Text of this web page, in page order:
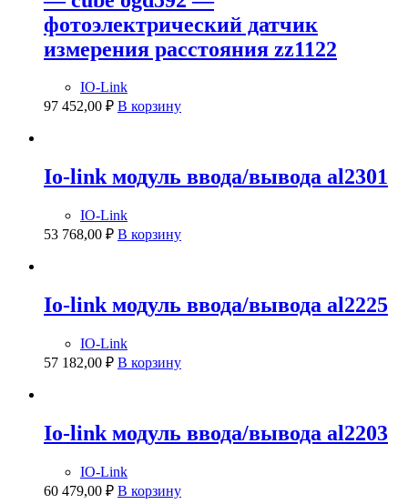
фотоэлектрический датчик
измерения расстояния zz1122
IO-Link
97 452,00 ₽ В корзину
Io-link модуль ввода/вывода al2301
IO-Link
53 768,00 ₽ В корзину
Io-link модуль ввода/вывода al2225
IO-Link
57 182,00 ₽ В корзину
Io-link модуль ввода/вывода al2203
IO-Link
60 479,00 ₽ В корзину